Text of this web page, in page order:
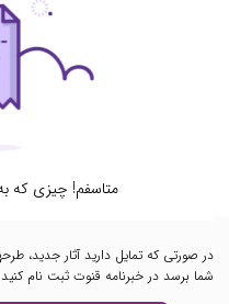
متاسفم! چیزی که
در صورتی که تمایل دارید آثار جدید،
شما برسد در خبرنامه قنوت ثبت نام کنید